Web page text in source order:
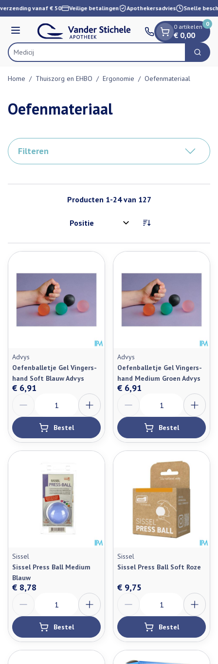
Ga naar de inhoud
1 van 1vanaf € 50 Veilige betalingen Apothekersadvies Snelle
Menu
Product, merk, categorie... Zoek
0 artikelen
€ 0,00
0
Home / Thuiszorg en EHBO / Ergonomie / Oefenmateriaal
Oefenmateriaal
Filteren
Producten 1-24van 127
Sorteer op:
Advys
Oefenballetje Gel Vingers-
hand Soft Blauw Advys
€ 6,91
Bestel
Advys
Oefenballetje Gel Vingers-
hand Medium Groen Advys
€ 6,91
Bestel
Sissel
Sissel Press Ball Medium
Blauw
€ 8,78
Bestel
Sissel
Sissel Press Ball Soft Roze
€ 9,75
Bestel